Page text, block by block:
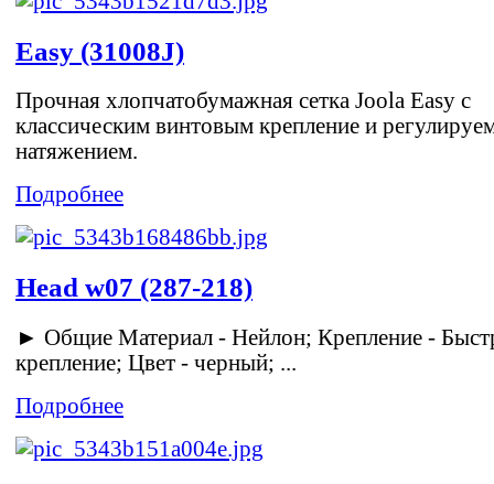
Easy (31008J)
Прочная хлопчатобумажная сетка Joola Easy с
классическим винтовым крепление и
натяжением.
Подробнее
Head w07 (287-218)
► Общие Материал - Нейлон; Крепление -
крепление; Цвет - черный; ...
Подробнее